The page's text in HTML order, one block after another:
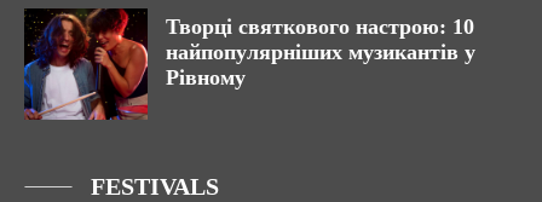
Творці святкового настрою: 10
найпопулярніших музикантів у
Рівному
FESTIVALS